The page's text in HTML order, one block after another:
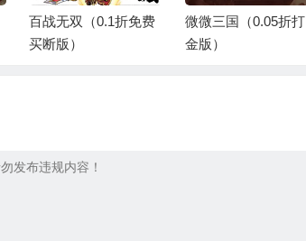
微微三国（0.05折打
金版）
乱入英雄（0.1折双64
8免费版）